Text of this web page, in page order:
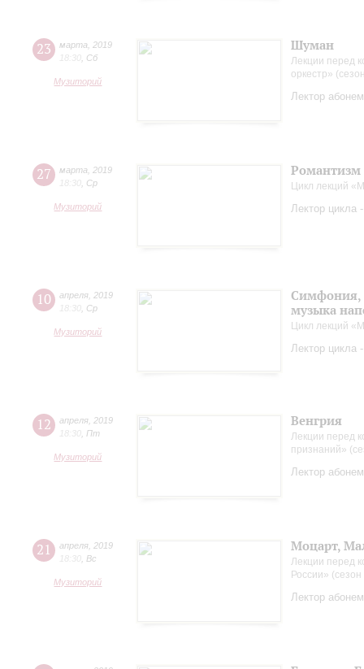
23 марта
2019
18:30 Сб
Музиторий
Шуман
Лекции перед
оркестр»
Лектор
27 марта
2019
18:30 Ср
Музиторий
Романтизм
Цикл лекций
Лектор цикла
10 апреля 2019
18:30 Ср
Музиторий
Симфония,
музыка
Цикл лекций
Лектор цикла
12 апреля 2019
18:30 Пт
Музиторий
Венгрия
Лекции перед
признаний»
Лектор
21 апреля 2019
18:30 Вс
Музиторий
Моцарт,
Лекции перед
России»
Лектор